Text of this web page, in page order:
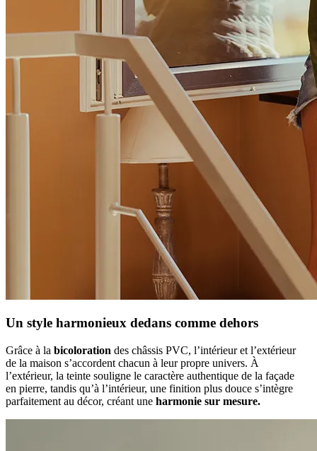
Un style harmonieux dedans comme dehors
Grâce à la bicoloration des châssis PVC, l’intérieur et l’extérieur
de la maison s’accordent chacun à leur propre univers. À
l’extérieur, la teinte souligne le caractère authentique de la façade
en pierre, tandis qu’à l’intérieur, une finition plus douce s’intègre
parfaitement au décor, créant une harmonie sur mesure.